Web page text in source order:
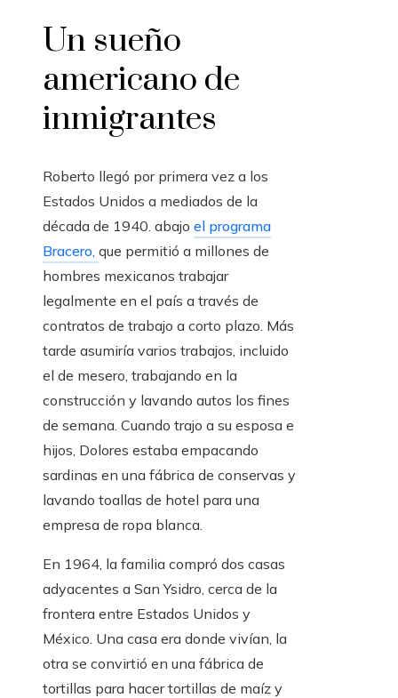
Un sueño
americano de
inmigrantes
Roberto llegó por primera vez a los
Estados Unidos a mediados de la
década de 1940. abajo el programa
Bracero, que permitió a millones de
hombres mexicanos trabajar
legalmente en el país a través de
contratos de trabajo a corto plazo. Más
tarde asumiría varios trabajos, incluido
el de mesero, trabajando en la
construcción y lavando autos los fines
de semana. Cuando trajo a su esposa e
hijos, Dolores estaba empacando
sardinas en una fábrica de conservas y
lavando toallas de hotel para una
empresa de ropa blanca.
En 1964, la familia compró dos casas
adyacentes a San Ysidro, cerca de la
frontera entre Estados Unidos y
México. Una casa era donde vivían, la
otra se convirtió en una fábrica de
tortillas para hacer tortillas de maíz y